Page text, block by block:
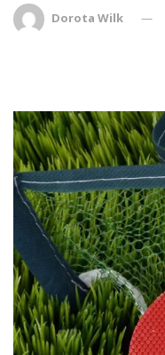
Dorota Wilk